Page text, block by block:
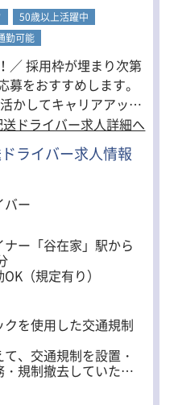
50歳以上活躍中
勤可能
／ 採用枠が埋まり次第
をおすすめします。
かしてキャリアアップ
るポジションで収入ア
すく、スムーズに業務
を進めています。 お気軽にご応募ください♪
ドライバー求人詳細へ
ライバー求人情報
バー
ー「谷在家」駅から
（規定有り）
クを使用した交通規制
、交通規制を設置・
規制撤去していただ